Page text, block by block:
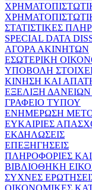
ΣΤΑΤΙΣΤΙΚΕΣ
SPECIAL DATA
ΑΓΟΡΑ ΑΚΙΝΗΤΩΝ
ΕΣΩΤΕΡΙΚΗ
ΥΠΟΒΟΛΗ
ΚΙΝΗΣΗ ΚΑΙ
ΕΞΕΛΙΞΗ
ΓΡΑΦΕΙΟ ΤΥΠΟΥ
ΕΝΗΜΕΡΩΣΗ
ΕΥΚΑΙΡΙΕΣ
ΕΚΔΗΛΩΣΕΙΣ
ΕΠΕΞΗΓΗΣΕΙΣ
ΠΛΗΡΟΦΟΡΙΕΣ
ΒΙΒΛΙΟΘΗΚΗ
ΣΥΧΝΕΣ
ΟΙΚΟΝΟΜΙΚΕΣ